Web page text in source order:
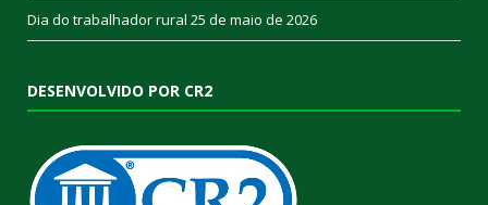
Dia do trabalhador rural 25 de maio de 2026
DESENVOLVIDO POR CR2